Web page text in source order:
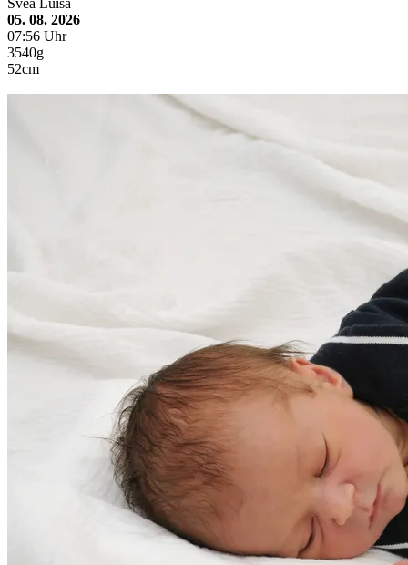
Svea Luisa
05. 08. 2026
07:56 Uhr
3540g
52cm